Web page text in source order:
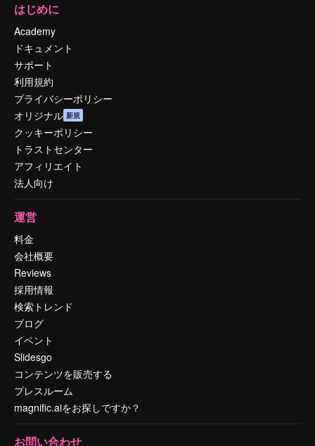
はじめに
Academy
ドキュメント
サポート
利用規約
プライバシーポリシー
オリジナル 新規
クッキーポリシー
トラストセンター
アフィリエイト
法人向け
運営
料金
会社概要
Reviews
採用情報
検索トレンド
ブログ
イベント
Slidesgo
コンテンツを販売する
プレスルーム
magnific.aiをお探しですか？
お問い合わせ